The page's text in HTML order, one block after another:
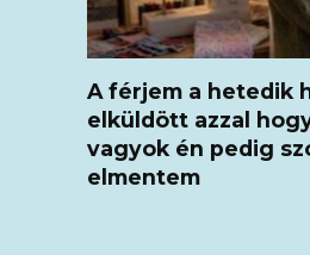
A férjem a hetedik
elküldött azzal
vagyok én pedig
elmentem